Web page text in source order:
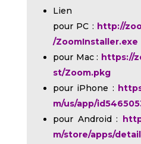
Lien
pour PC : http://
/ZoomInstaller.exe
pour Mac : https://
st/Zoom.pkg
pour iPhone :
m/us/app/
pour Android :
m/store/apps/